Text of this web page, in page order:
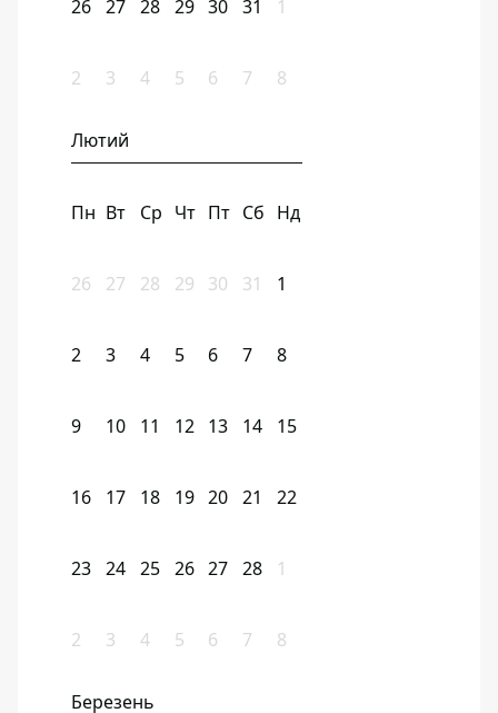
26 27 28 29 30 31 1
2 3 4 5 6 7 8
Лютий
Пн Вт Ср Чт Пт Сб Нд
26 27 28 29 30 31 1
2 3 4 5 6 7 8
9 10 11 12 13 14 15
16 17 18 19 20 21 22
23 24 25 26 27 28 1
2 3 4 5 6 7 8
Березень